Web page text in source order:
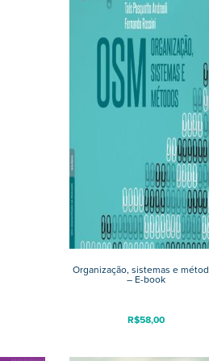
Organização, sistemas e
– E-book
R$58,00